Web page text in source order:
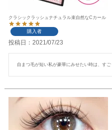
クラシックラッシュナチュラル束自然なCカール
購入者
投稿日 2021/07/23